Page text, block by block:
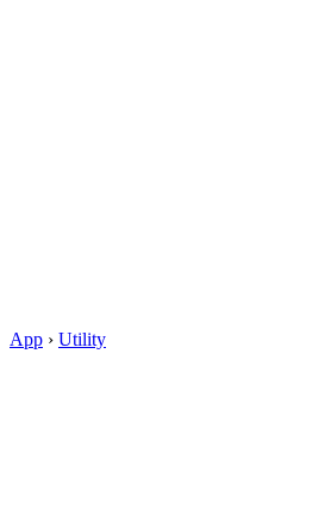
App › Utility